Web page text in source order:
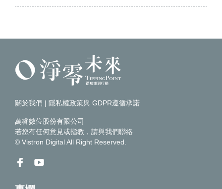
關於我們 | 隱私權政策與 GDPR遵循承諾
萬睿數位股份有限公司
若您有任何意見或指教，請與我們聯絡
© Vistron Digital All Right Reserved.